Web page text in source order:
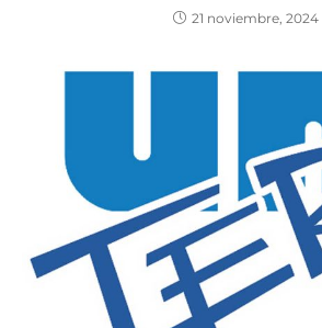
21 noviembre, 2024